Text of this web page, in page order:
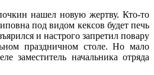
нашел новую жертву. Кто-то
под видом кексов будет печь
и настрого запретил повару
праздничном столе. Но мало
заместитель начальника отряда